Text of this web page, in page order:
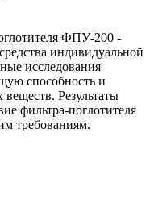
ФПУ-200 -
индивидуальной
исследования
способность и
Результаты
фильтра-поглотителя
требованиям.